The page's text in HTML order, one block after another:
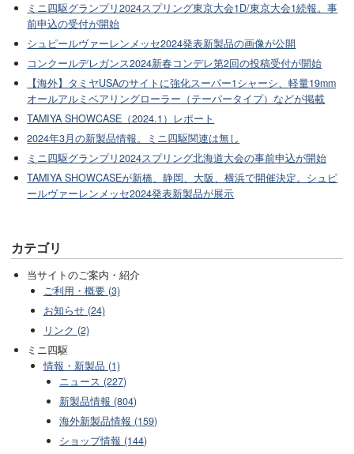
ミニ四駆グランプリ2024スプリング東京大会1D/東京大会1続報。事
前申込の受付が開始
シュピールヴァーレンメッセ2024発表新製品の画像が公開
コンクールデレガンス2024新春コンデレ第2回の投稿受付が開始
【海外】タミヤUSAのサイトに強化スーパー1シャーシ、軽量19mm
オールアルミベアリングローラー（テーパータイプ）などが掲載
TAMIYA SHOWCASE（2024.1）レポート
2024年3月の新製品情報。ミニ四駆関連は無し
ミニ四駆グランプリ2024スプリング北海道大会の事前申込が開始
TAMIYA SHOWCASEが新橋、静岡、大阪、横浜で開催決定。シュピ
ールヴァーレンメッセ2024発表新製品が展示
カテゴリ
当サイトのご案内・紹介
ご利用・概要 (3)
お知らせ (24)
リンク (2)
ミニ四駆
情報・新製品 (1)
ニュース (227)
新製品情報 (804)
海外新製品情報 (159)
ショップ情報 (144)